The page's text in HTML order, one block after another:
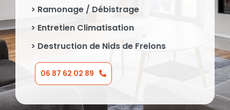
Réalisations
Contact
> Ramonage / Débistrage
> Entretien Climatisation
> Destruction de Nids de Frelons
06 87 62 02 89